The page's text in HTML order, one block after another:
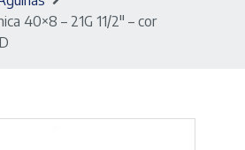
40×8 – 21G 11/2″ – cor